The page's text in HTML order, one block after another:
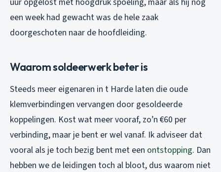
een week had gewacht was de hele zaak
doorgeschoten naar de hoofdleiding.
Waarom soldeerwerk beter is
Steeds meer eigenaren in t Harde laten die oude
klemverbindingen vervangen door gesoldeerde
koppelingen. Kost wat meer vooraf, zo’n €60 per
verbinding, maar je bent er wel vanaf. Ik adviseer dat
vooral als je toch bezig bent met een ontstopping. Dan
hebben we de leidingen toch al bloot, dus waarom niet